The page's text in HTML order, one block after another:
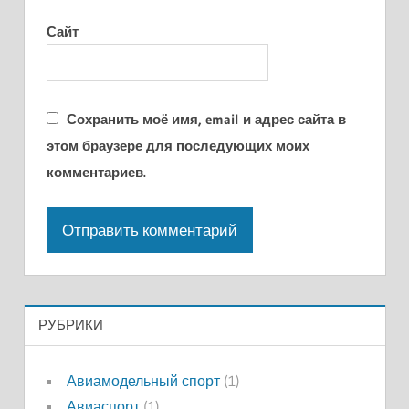
Сайт
Сохранить моё имя, email и адрес сайта в
этом браузере для последующих моих
комментариев.
РУБРИКИ
Авиамодельный спорт(1)